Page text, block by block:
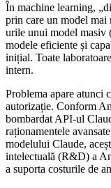
În machine learning,
prin care un model mai
urile unui model masiv
modele eficiente și
inițial. Toate
intern.
Problema apare atunci
autorizație. Conform
bombardat API-ul
raționamentele
modelului Claude,
intelectuală (R&D) a
a suporta costurile de